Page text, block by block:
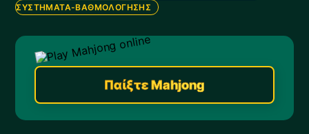
ΣΥΣΤΉΜΑΤΑ-ΒΑΘΜΟΛΌΓΗΣΗΣ
Παίξτε Mahjong